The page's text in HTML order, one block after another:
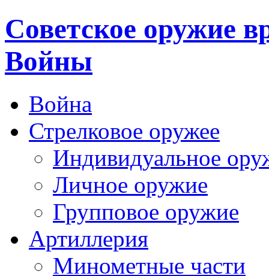
Cоветское оружие
Войны
Война
Стрелковое оружее
Индивидуальное
Личное оружие
Групповое оружие
Артиллерия
Минометные части